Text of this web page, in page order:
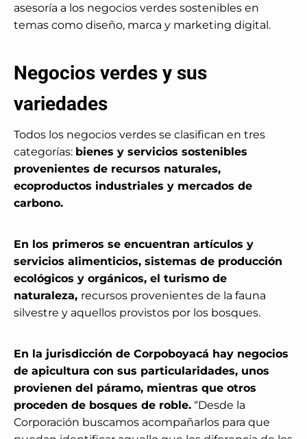
asesoría a los negocios verdes sostenibles en
temas como diseño, marca y marketing digital.
Negocios verdes y sus
variedades
Todos los negocios verdes se clasifican en tres
categorías: bienes y servicios sostenibles
provenientes de recursos naturales,
ecoproductos industriales y mercados de
carbono.
En los primeros se encuentran artículos y
servicios alimenticios, sistemas de producción
ecológicos y orgánicos, el turismo de
naturaleza, recursos provenientes de la fauna
silvestre y aquellos provistos por los bosques.
En la jurisdicción de Corpoboyacá hay negocios
de apicultura con sus particularidades, unos
provienen del páramo, mientras que otros
proceden de bosques de roble. “Desde la
Corporación buscamos acompañarlos para que